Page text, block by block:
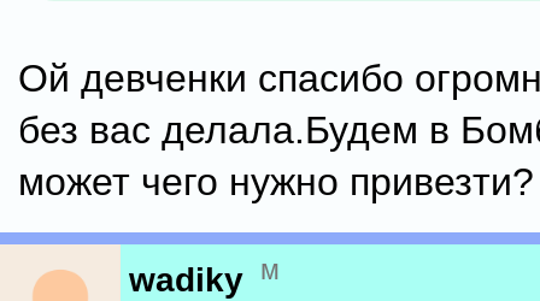
Ой девченки спасибо
без вас делала.Будем в
может чего нужно привезти?
wadiky м